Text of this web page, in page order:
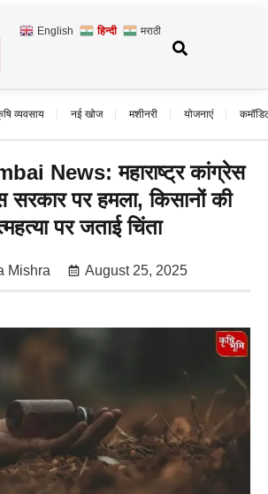
English हिन्दी मराठी
व्यवसाय नई खोज मशीनरी योजनाएं
News: महाराष्ट्र कांग्रेस
पर हमला, किसानों की
पर जताई चिंता
Mishra August 25, 2025